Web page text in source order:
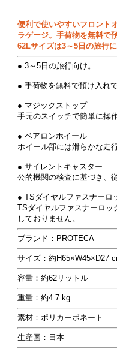
便利で使いやすいフロント
ラゲージ。手荷物を無料で
62Lサイズは3～5日の旅行に
● 3～5日の旅行向け。
● 手荷物を無料で預け入れ
● マジックストップ
手元のスイッチで簡単に操
● ベアロンホイール
ホイール部には滑らかな走
● サイレントキャスター
公的機関の検査に基づき、
● TSダイヤルファスナーロ
TSダイヤルファスナーロッ
しておりません。
ブランド：PROTECA
サイズ：約H65×W45×D27
容量：約62リットル
重量：約4.7 kg
素材：ポリカーボネート
生産国：日本